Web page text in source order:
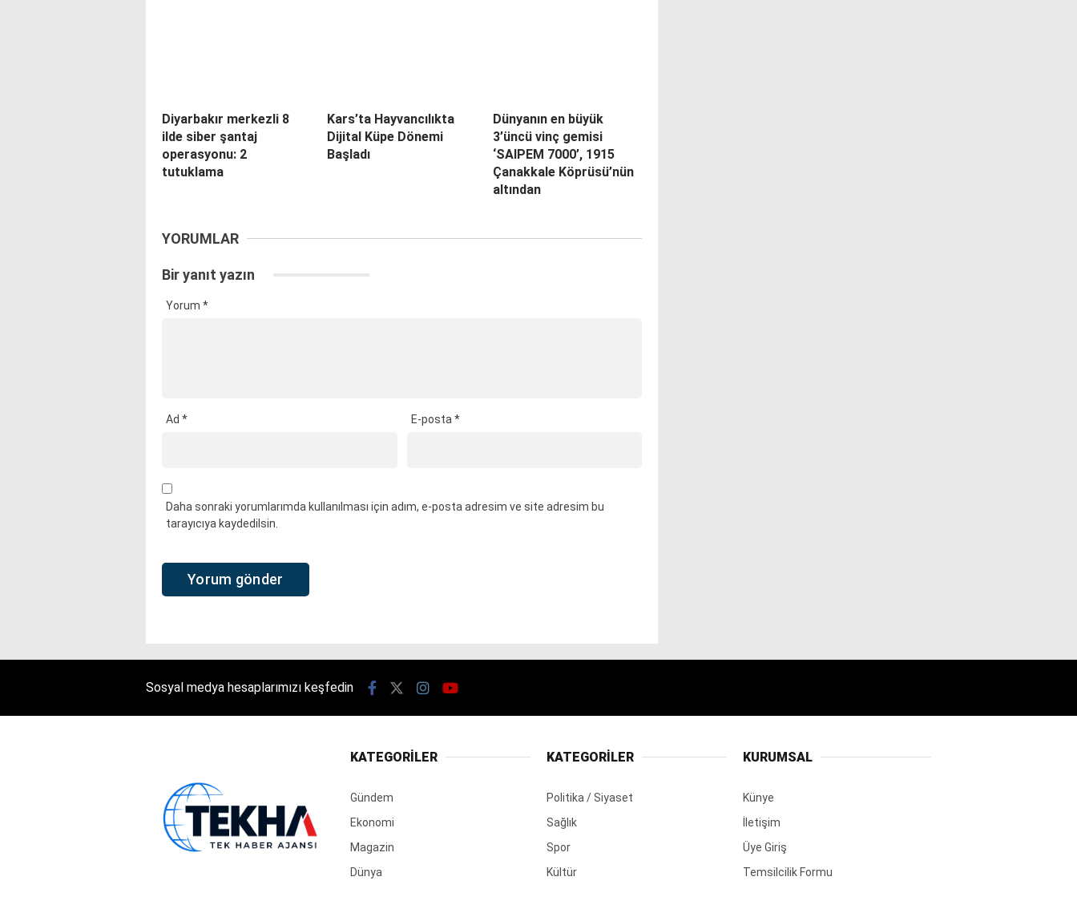
Diyarbakır merkezli 8
ilde siber şantaj
operasyonu: 2
tutuklama
Kars’ta Hayvancılıkta
Dijital Küpe Dönemi
Başladı
Dünyanın en büyük
3’üncü vinç gemisi
‘SAIPEM 7000’, 1915
Çanakkale Köprüsü’nün
altından
YORUMLAR
Bir yanıt yazın
Yorum *
Ad * E-posta*
Daha sonraki yorumlarımda kullanılması için adım, e-posta adresim ve site adresim bu
tarayıcıya kaydedilsin.
Sosyal medya hesaplarımızı keşfedin
KATEGORİLER
Gündem
Ekonomi
Magazin
Dünya
KATEGORİLER
Politika / Siyaset
Sağlık
Spor
Kültür
KURUMSAL
Künye
İletişim
Üye Giriş
Temsilcilik Formu